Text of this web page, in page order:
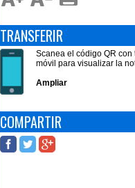
TRANSFERIR
Scanea el código QR con
móvil para visualizar la
Ampliar
COMPARTIR